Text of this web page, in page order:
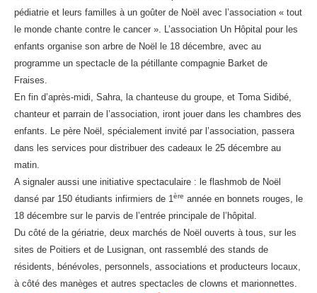
pédiatrie et leurs familles à un goûter de Noël avec l’association « tout
le monde chante contre le cancer ». L’association Un Hôpital pour les
enfants organise son arbre de Noël le 18 décembre, avec au
programme un spectacle de la pétillante compagnie Barket de
Fraises.
En fin d’après-midi, Sahra, la chanteuse du groupe, et Toma Sidibé,
chanteur et parrain de l’association, iront jouer dans les chambres des
enfants. Le père Noël, spécialement invité par l’association, passera
dans les services pour distribuer des cadeaux le 25 décembre au
matin.
A signaler aussi une initiative spectaculaire : le flashmob de Noël
dansé par 150 étudiants infirmiers de 1ère année en bonnets rouges, le
18 décembre sur le parvis de l’entrée principale de l’hôpital.
Du côté de la gériatrie, deux marchés de Noël ouverts à tous, sur les
sites de Poitiers et de Lusignan, ont rassemblé des stands de
résidents, bénévoles, personnels, associations et producteurs locaux,
à côté des manèges et autres spectacles de clowns et marionnettes.